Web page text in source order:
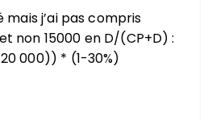
j’ai pas compris
non 15000 en D/(CP+D) :
000)) * (1-30%)